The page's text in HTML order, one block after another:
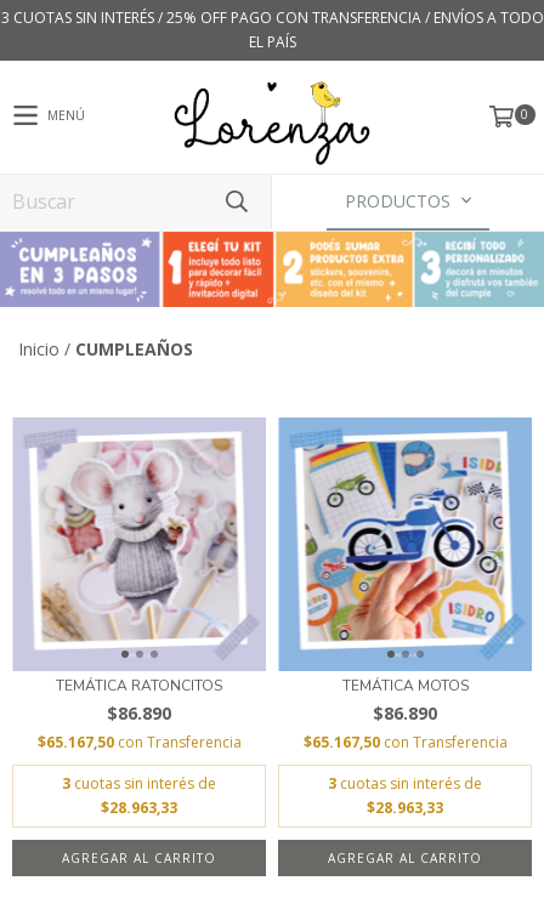
3 CUOTAS SIN INTERÉS / 25% OFF PAGO CON TRANSFERENCIA / ENVÍOS A TODO
EL PAÍS
MENÚ 0
PRODUCTOS
Inicio / CUMPLEAÑOS
TEMÁTICA RATONCITOS
$86.890
$65.167,50 con Transferencia
3 cuotas sin interés de
$28.963,33
AGREGAR AL CARRITO
TEMÁTICA MOTOS
$86.890
$65.167,50 con Transferencia
3 cuotas sin interés de
$28.963,33
AGREGAR AL CARRITO